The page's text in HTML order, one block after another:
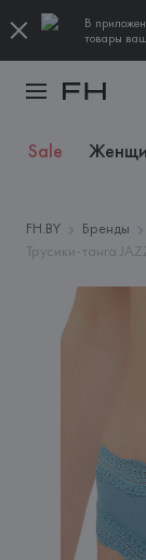
В
товары
Sale
FH.BY Бренды
Трусики-танга